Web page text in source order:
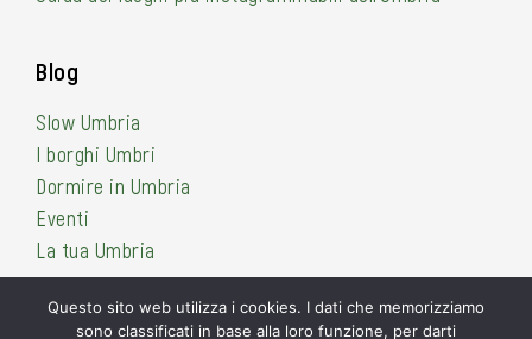
Blog
Slow Umbria
I borghi Umbri
Dormire in Umbria
Eventi
La tua Umbria
Questo sito web utilizza i cookies. I dati che memorizziamo
sono classificati in base alla loro funzione, per darti